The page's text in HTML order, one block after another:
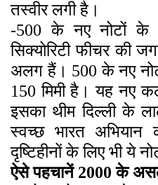
तस्वीर लगी है।
-500 के नए नोटों के
सिक्योरिटी फीचर की
अलग हैं। 500 के नए
150 मिमी है। यह नए
इसका थीम दिल्ली के
स्वच्छ भारत
दृष्टिहीनों के लिए भी ये
ऐसे पहचानें 2000 के